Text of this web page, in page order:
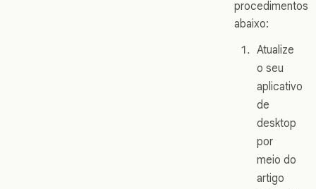
procedimentos
abaixo:
Atualize
o seu
aplicativo
de
desktop
por
meio do
artigo